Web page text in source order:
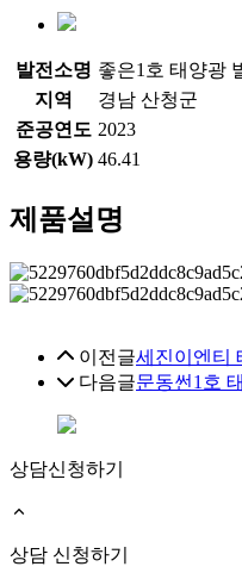
발전소명 좋은1호 태양광
지역
경남 산청군
준공연도 2023
용량(kW) 46.41
제품설명
이전글세진이엔티
다음글문동썬1호
상담신청하기
상담 신청하기